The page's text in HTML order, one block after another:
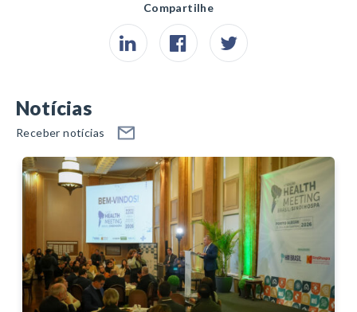
Compartilhe
Notícias
Receber notícias